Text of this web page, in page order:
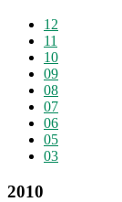
12
11
10
09
08
07
06
05
03
2010